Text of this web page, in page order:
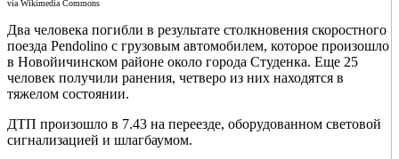
via Wikimedia Commons
Два человека погибли в результате столкновения скоростного
поезда Pendolino с грузовым автомобилем, которое произошло
в Новойичинском районе около города Студенка. Еще 25
человек получили ранения, четверо из них находятся в
тяжелом состоянии.
ДТП произошло в 7.43 на переезде, оборудованном световой
сигнализацией и шлагбаумом.